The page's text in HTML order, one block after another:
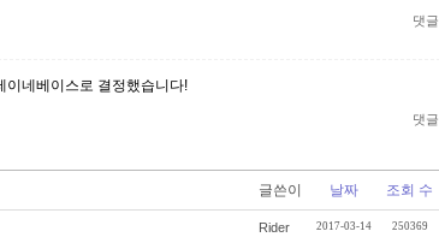
댓글
이네베이스로 결정했습니다!
댓글
글쓴이 날짜 조회 수
Rider 2017-03-14 250369